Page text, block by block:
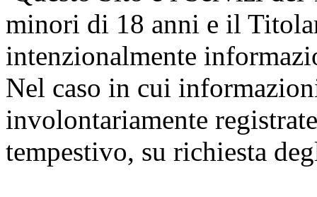
minori di 18 anni e il
intenzionalmente
Nel caso in cui
involontariamente
tempestivo, su richiesta